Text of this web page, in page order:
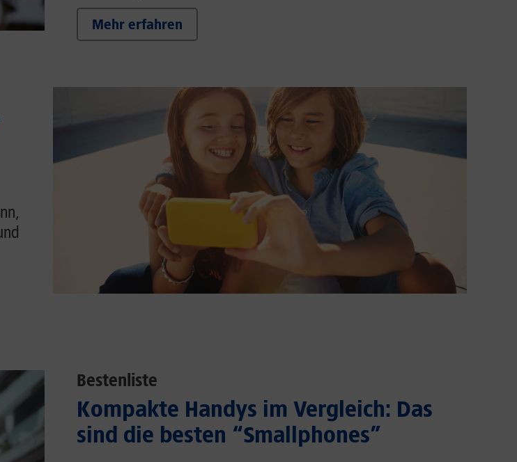
Mehr erfahren
Bestenliste
Kompakte Handys im Vergleich: Das
sind die besten “Smallphones”